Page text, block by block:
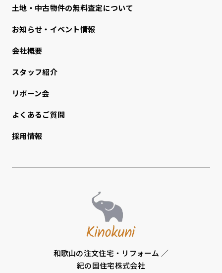
⼟地・中古物件の無料査定について
お知らせ・イベント情報
会社概要
スタッフ紹介
リボーン会
よくあるご質問
採用情報
和歌山の注文住宅・リフォーム ／
紀の国住宅株式会社